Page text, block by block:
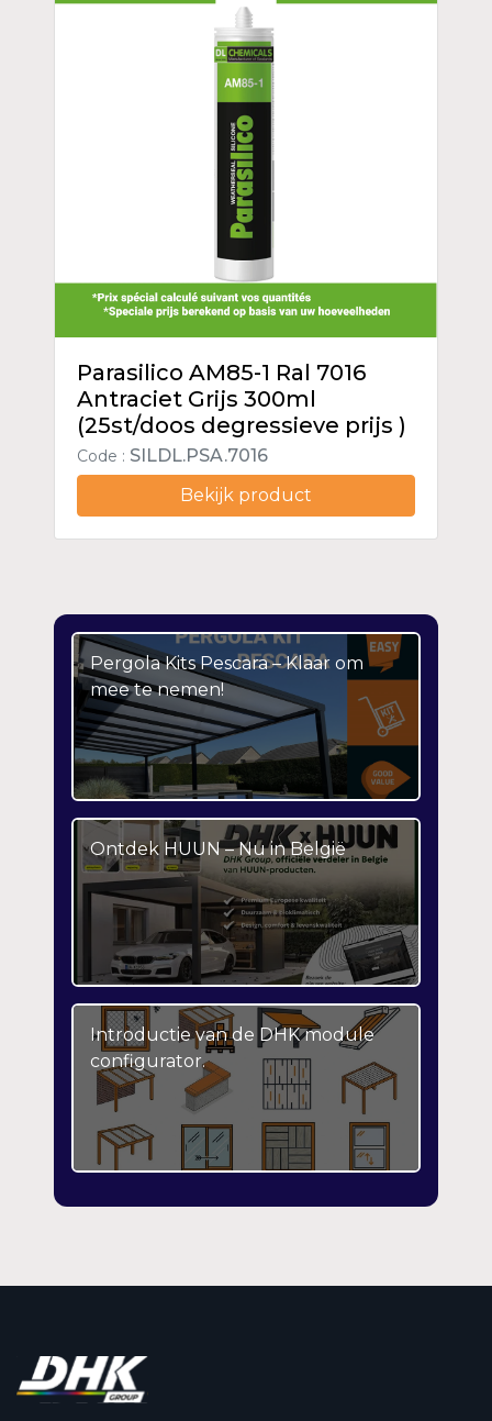
Parasilico AM85-1 Ral 7016
Antraciet Grijs 300ml
(25st/doos degressieve prijs )
Code : SILDL.PSA.7016
Bekijk product
Pergola Kits Pescara – Klaar om
mee te nemen!
Ontdek HUUN – Nu in België
Introductie van de DHK module
configurator.